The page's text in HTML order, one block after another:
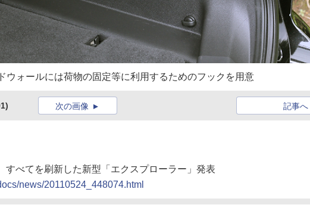
ウォールには荷物の固定等に利用するためのフックを用意
記事へ
次の画像
すべてを刷新した新型「エクスプローラー」発表
news/20110524_448074.html